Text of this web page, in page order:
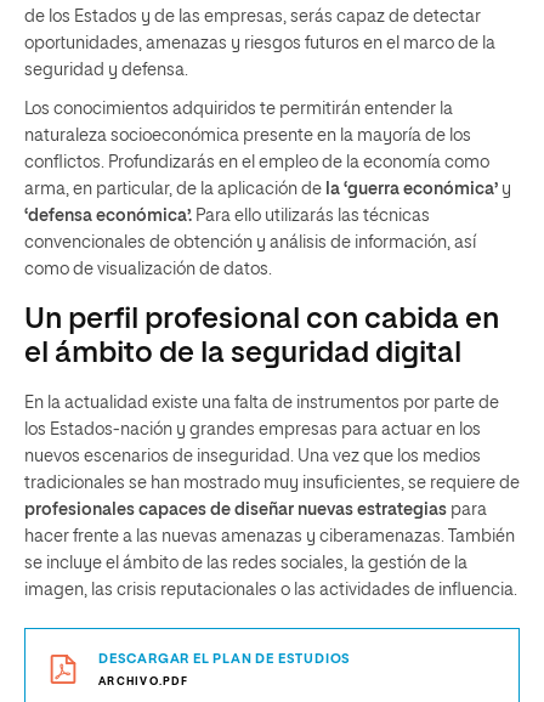
de los Estados y de las empresas, serás capaz de detectar
oportunidades, amenazas y riesgos futuros en el marco de la
seguridad y defensa.
Los conocimientos adquiridos te permitirán entender la
naturaleza socioeconómica presente en la mayoría de los
conflictos. Profundizarás en el empleo de la economía como
arma, en particular, de la aplicación de la ‘guerra económica’ y
‘defensa económica’. Para ello utilizarás las técnicas
convencionales de obtención y análisis de información, así
como de visualización de datos.
Un perfil profesional con cabida en
el ámbito de la seguridad digital
En la actualidad existe una falta de instrumentos por parte de
los Estados-nación y grandes empresas para actuar en los
nuevos escenarios de inseguridad. Una vez que los medios
tradicionales se han mostrado muy insuficientes, se requiere de
profesionales capaces de diseñar nuevas estrategias para
hacer frente a las nuevas amenazas y ciberamenazas. También
se incluye el ámbito de las redes sociales, la gestión de la
imagen, las crisis reputacionales o las actividades de influencia.
DESCARGAR EL PLAN DE ESTUDIOS
ARCHIVO.PDF